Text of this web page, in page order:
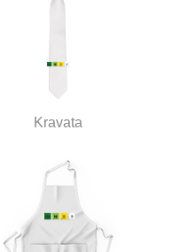
Kravata